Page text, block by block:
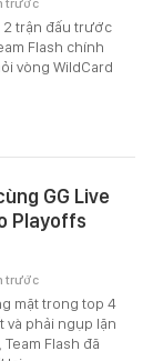
2 trận đấu trước
Flash chính
vòng WildCard
trước
GG Live
Playoffs
mặt trong top 4
và phải ngụp lặn
Flash đã
trước